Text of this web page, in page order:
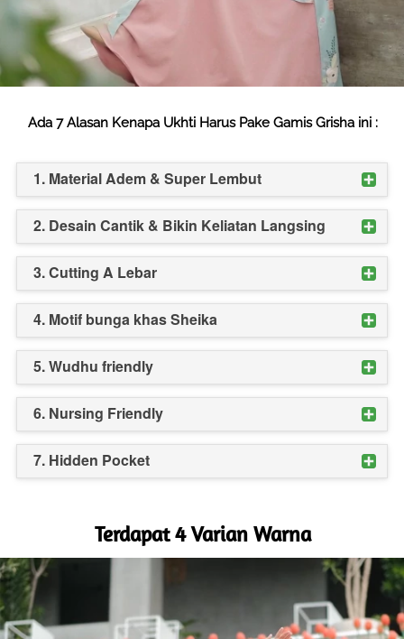
Ada 7 Alasan Kenapa Ukhti Harus Pake Gamis Grisha ini :
1. Material Adem & Super Lembut
2. Desain Cantik & Bikin Keliatan Langsing
3. Cutting A Lebar
4. Motif bunga khas Sheika
5. Wudhu friendly
6. Nursing Friendly
7. Hidden Pocket
Terdapat 4 Varian Warna